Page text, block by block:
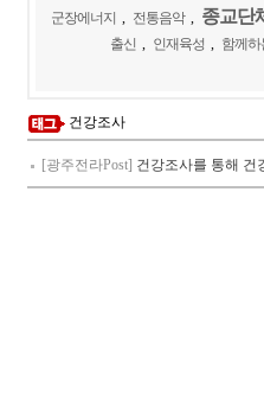
군장에너지 전통음악 종교단
출신
인재육성 함께
건강조사
[광주전라Post] 건강조사를 통해 건